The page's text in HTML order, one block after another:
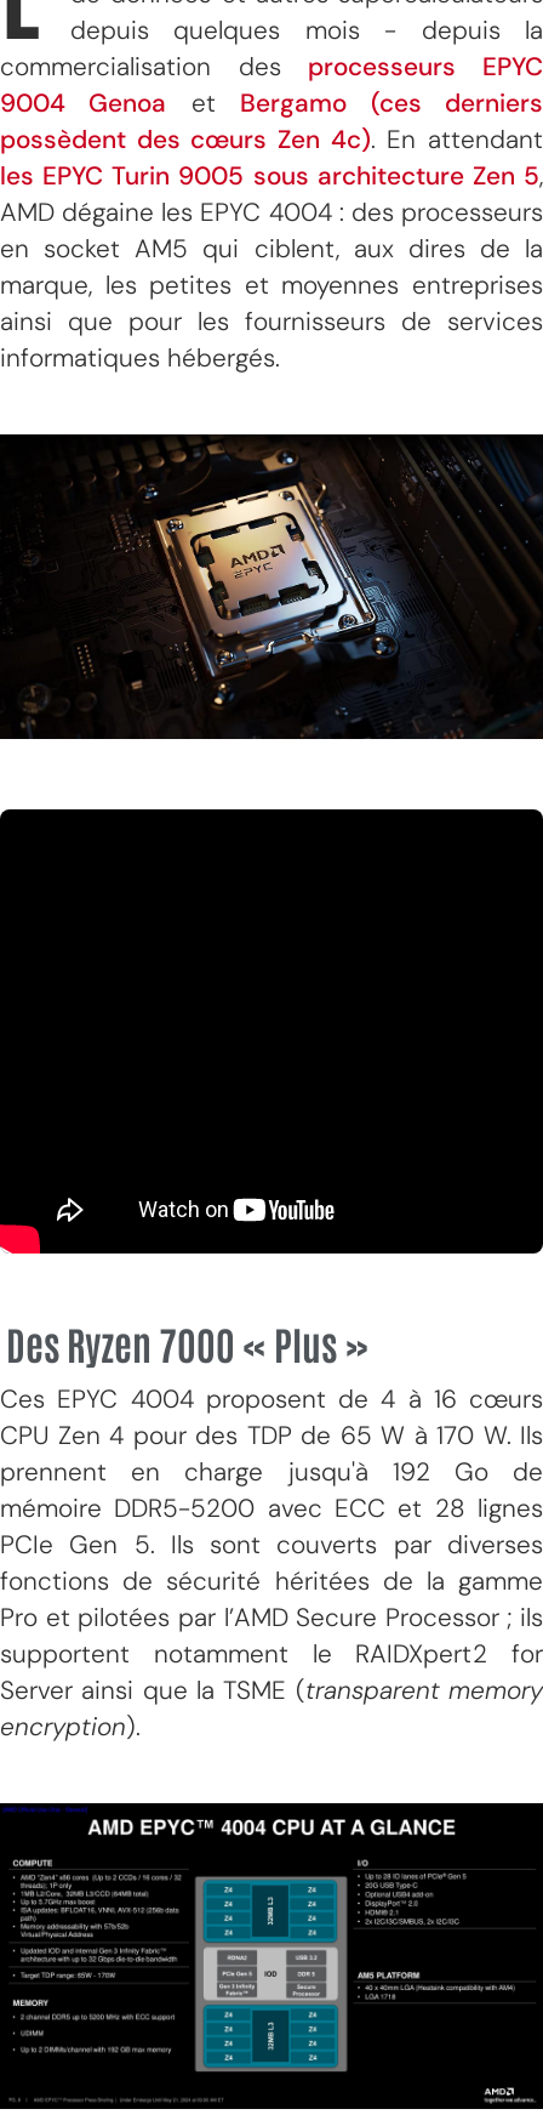
depuis quelques mois - depuis la
commercialisation des processeurs EPYC
9004 Genoa et Bergamo (ces derniers
possèdent des cœurs Zen 4c). En attendant
les EPYC Turin 9005 sous architecture Zen 5,
AMD dégaine les EPYC 4004 : des processeurs
en socket AM5 qui ciblent, aux dires de la
marque, les petites et moyennes entreprises
ainsi que pour les fournisseurs de services
informatiques hébergés.
Des Ryzen 7000 « Plus »
Ces EPYC 4004 proposent de 4 à 16 cœurs
CPU Zen 4 pour des TDP de 65 W à 170 W. Ils
prennent en charge jusqu'à 192 Go de
mémoire DDR5-5200 avec ECC et 28 lignes
PCIe Gen 5. Ils sont couverts par diverses
fonctions de sécurité héritées de la gamme
Pro et pilotées par l’AMD Secure Processor ; ils
supportent notamment le RAIDXpert2 for
Server ainsi que la TSME (transparent memory
encryption).